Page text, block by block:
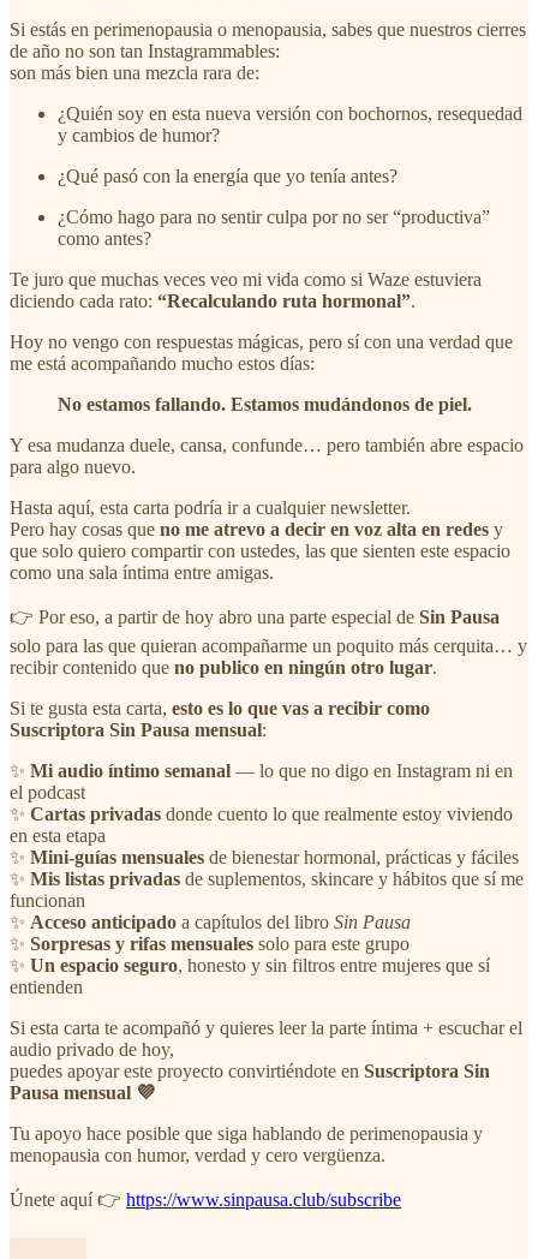
Si estás en perimenopausia o menopausia, sabes que nuestros cierres
de año no son tan Instagrammables:
son más bien una mezcla rara de:
¿Quién soy en esta nueva versión con bochornos, resequedad
y cambios de humor?
¿Qué pasó con la energía que yo tenía antes?
¿Cómo hago para no sentir culpa por no ser “productiva”
como antes?
Te juro que muchas veces veo mi vida como si Waze estuviera
diciendo cada rato: “Recalculando ruta hormonal”.
Hoy no vengo con respuestas mágicas, pero sí con una verdad que
me está acompañando mucho estos días:
No estamos fallando. Estamos mudándonos de piel.
Y esa mudanza duele, cansa, confunde… pero también abre espacio
para algo nuevo.
Hasta aquí, esta carta podría ir a cualquier newsletter.
Pero hay cosas que no me atrevo a decir en voz alta en redes y
que solo quiero compartir con ustedes, las que sienten este espacio
como una sala íntima entre amigas.
👉 Por eso, a partir de hoy abro una parte especial de Sin Pausa
solo para las que quieran acompañarme un poquito más cerquita… y
recibir contenido que no publico en ningún otro lugar.
Si te gusta esta carta, esto es lo que vas a recibir como
Suscriptora Sin Pausa mensual:
✨ Mi audio íntimo semanal — lo que no digo en Instagram ni en
el podcast
✨ Cartas privadas donde cuento lo que realmente estoy viviendo
en esta etapa
✨ Mini-guías mensuales de bienestar hormonal, prácticas y fáciles
✨ Mis listas privadas de suplementos, skincare y hábitos que sí me
funcionan
✨ Acceso anticipado a capítulos del libro Sin Pausa
✨ Sorpresas y rifas mensuales solo para este grupo
✨ Un espacio seguro, honesto y sin filtros entre mujeres que sí
entienden
Si esta carta te acompañó y quieres leer la parte íntima + escuchar el
audio privado de hoy,
puedes apoyar este proyecto convirtiéndote en Suscriptora Sin
Pausa mensual 💜
Tu apoyo hace posible que siga hablando de perimenopausia y
menopausia con humor, verdad y cero vergüenza.
Únete aquí 👉 https://www.sinpausa.club/subscribe